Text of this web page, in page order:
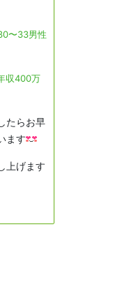
〜33男性
収400万
たらお早
ます
上げます